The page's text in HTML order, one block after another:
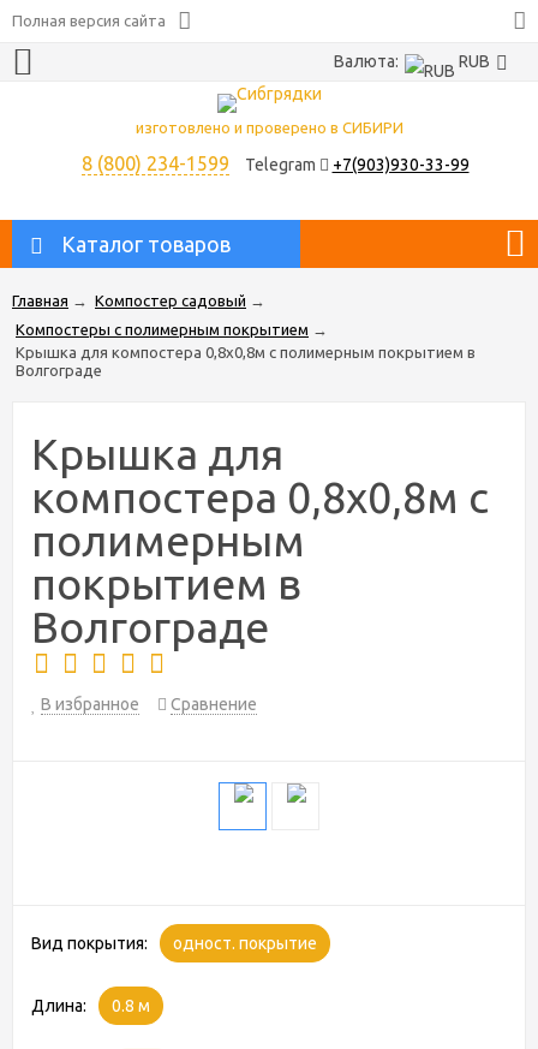
Полная версия сайта
Валюта: RUB
изготовлено и проверено в СИБИРИ
8 (800) 234-1599 Telegram +7(903)930-33-99
Каталог товаров
Главная → Компостер садовый →
Компостеры с полимерным покрытием →
Крышка для компостера 0,8х0,8м с полимерным покрытием в
Волгограде
Крышка для
компостера 0,8х0,8м с
полимерным
покрытием в
Волгограде
В избранное Сравнение
Вид покрытия: одност. покрытие
Длина: 0.8 м